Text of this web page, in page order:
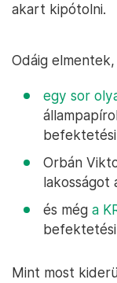
akart kipótolni.
Odáig
egy sor
Orbán
lakosságot
és még a
Mint most